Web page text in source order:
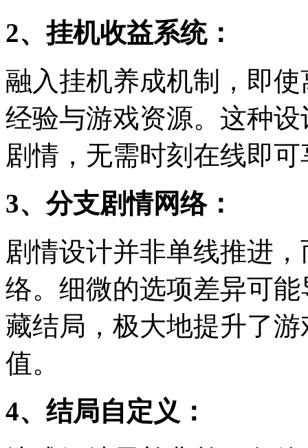
2、挂机收益系统：
融入挂机养成机制，即
经验与游戏资源。这种
剧情，无需时刻在线即
3、分支剧情网络：
剧情设计并非单线推进
络。细微的选项差异可
藏结局，极大地提升了
值。
4、结局自定义：